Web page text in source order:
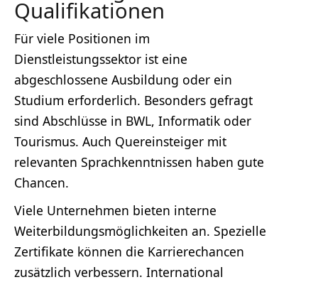
Qualifikationen
Für viele Positionen im
Dienstleistungssektor ist eine
abgeschlossene Ausbildung oder ein
Studium erforderlich. Besonders gefragt
sind Abschlüsse in BWL, Informatik oder
Tourismus. Auch Quereinsteiger mit
relevanten Sprachkenntnissen haben gute
Chancen.
Viele Unternehmen bieten interne
Weiterbildungsmöglichkeiten an. Spezielle
Zertifikate können die Karrierechancen
zusätzlich verbessern. International